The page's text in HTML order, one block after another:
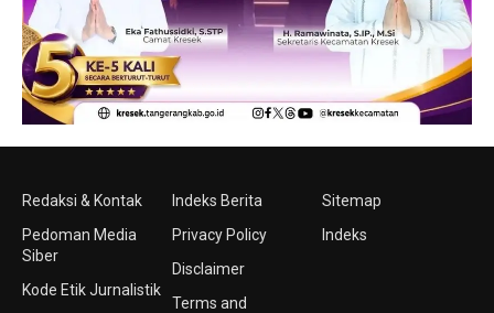
Redaksi & Kontak
Pedoman Media
Siber
Kode Etik Jurnalistik
Indeks Berita
Privacy Policy
Disclaimer
Terms and
Sitemap
Indeks